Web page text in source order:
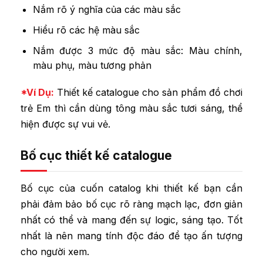
Nắm rõ ý nghĩa của các màu sắc
Hiểu rõ các hệ màu sắc
Nắm được 3 mức độ màu sắc: Màu chính,
màu phụ, màu tương phản
*Ví Dụ: Thiết kế catalogue cho sản phẩm đồ chơi
trẻ Em thì cần dùng tông màu sắc tươi sáng, thể
hiện được sự vui vẻ.
Bố cục thiết kế catalogue
Bố cục của cuốn catalog khi thiết kế bạn cần
phải đảm bảo bố cục rõ ràng mạch lạc, đơn giản
nhất có thể và mang đến sự logic, sáng tạo. Tốt
nhất là nên mang tính độc đáo để tạo ấn tượng
cho người xem.